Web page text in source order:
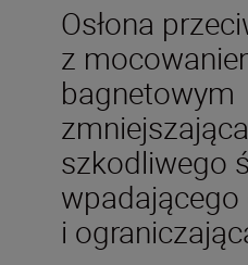
Osłona
z
bagnetowym
szkodliwego
i